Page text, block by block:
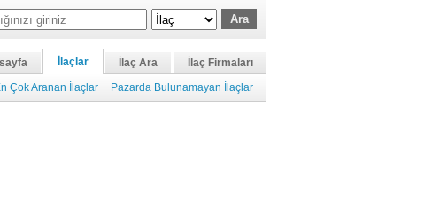
İlaçlar İlaç Ara
İlaç Firmaları
Çok Aranan İlaçlar Pazarda Bulunamayan İlaçlar